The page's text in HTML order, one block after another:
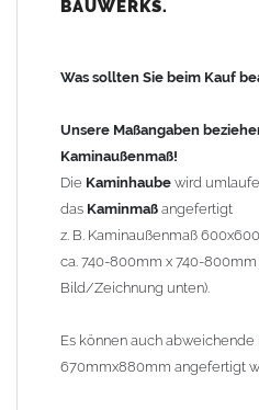
100mm
120mm
140mm
Andere Bohrmaße sind auf
Sonderbohrung 55,99 EUR).
Befestigung/Stützen
Kaminhaubewird inkl.
geliefert. Die
beträgt ca. 25cm bis 30cm. Die
Stützen bis Höhe 450mm
BAUWERKS.
Was sollten Sie beim Kauf
Unsere Maßangaben
Kaminaußenmaß!
Die Kaminhaube wird
das Kaminmaß angefertigt
z. B. Kaminaußenmaß
ca. 740-800mm x 740-
Bild/Zeichnung unten).
Es können auch abweichende
670mmx880mm angefertigt